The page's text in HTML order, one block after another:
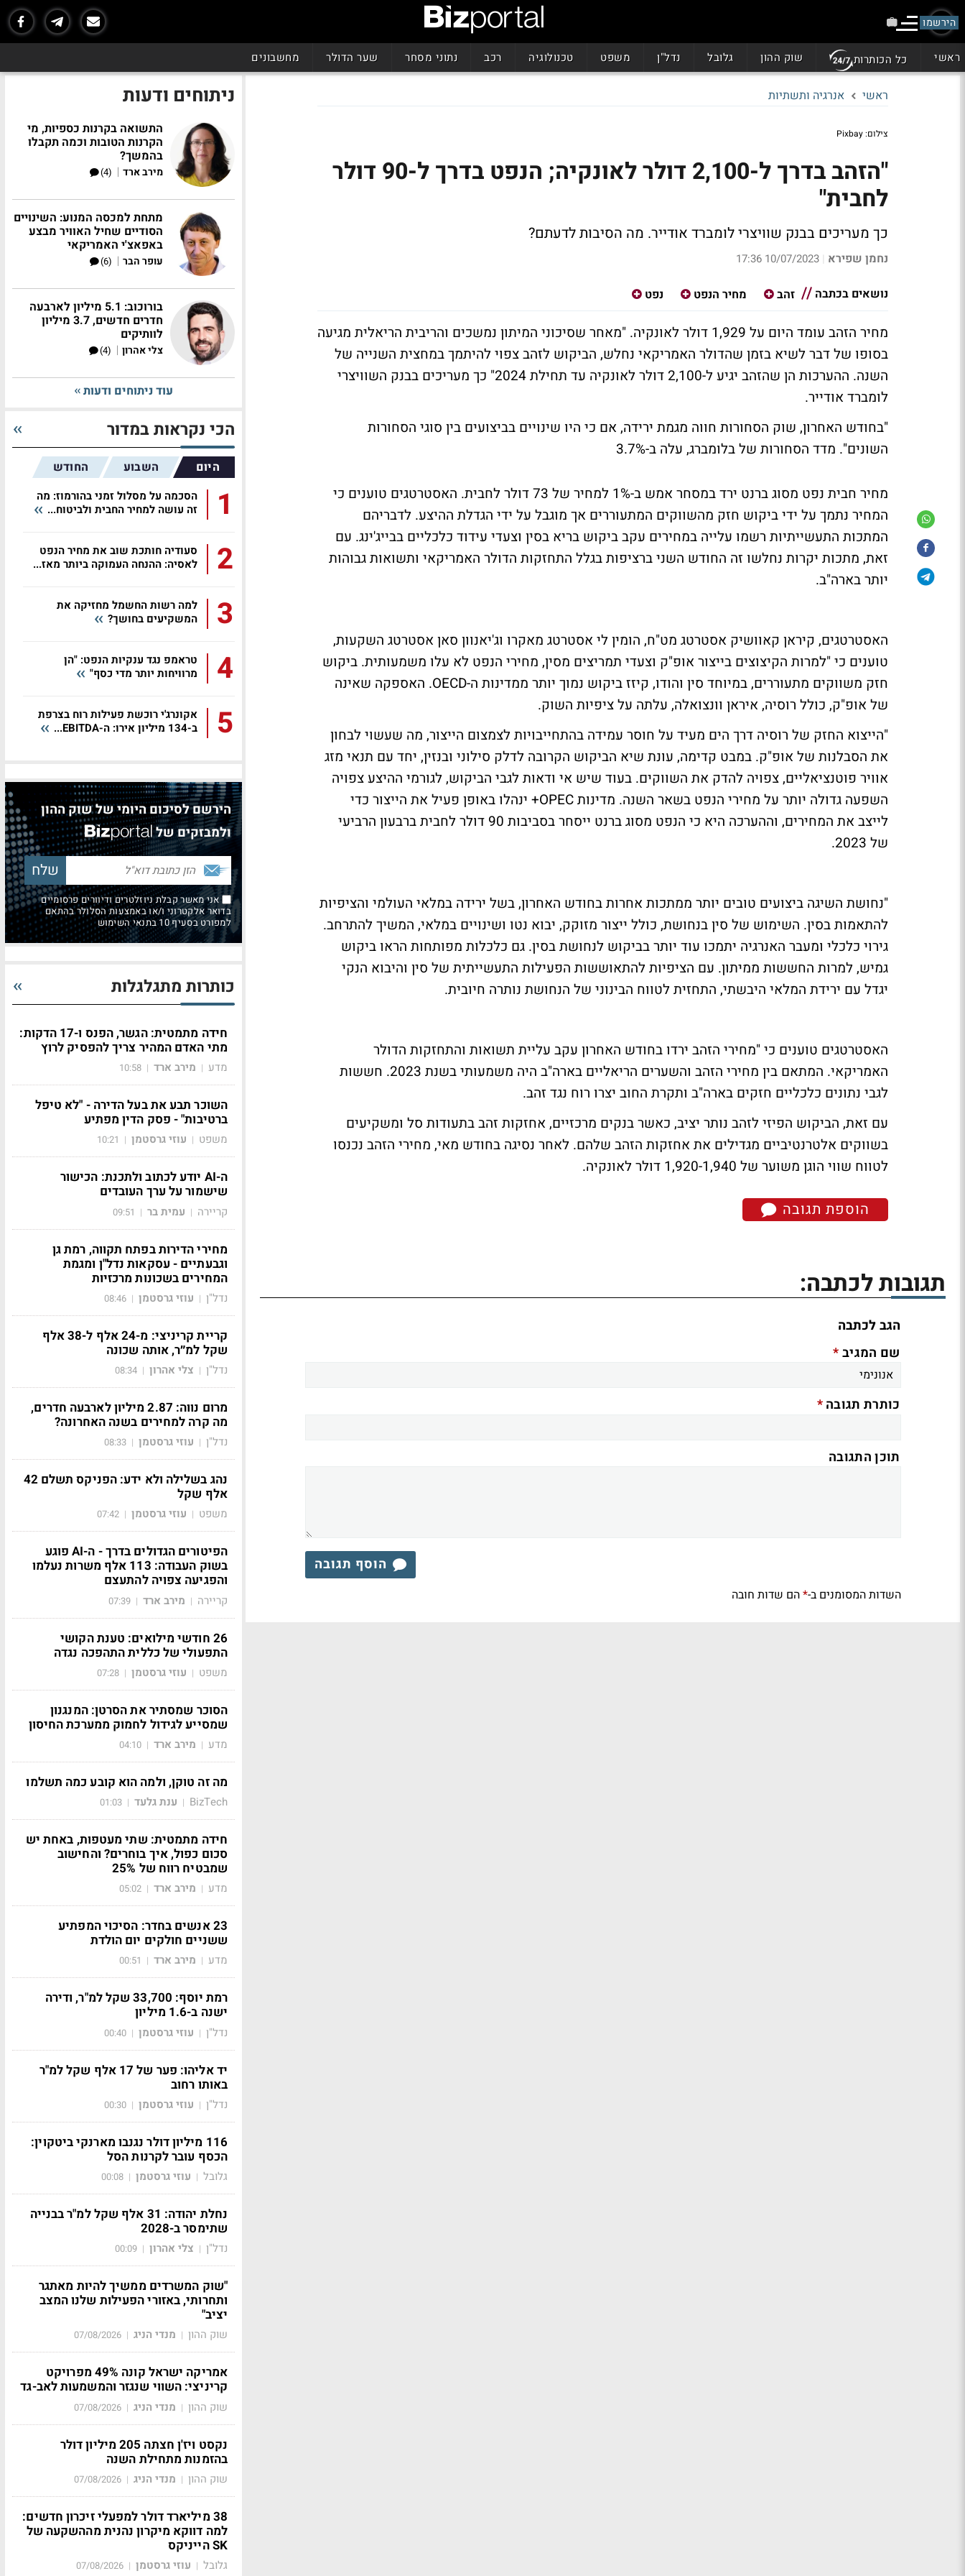
הירשמו
ראשי כל הכותרות שוק ההון גלובל נדל"ן משפט טכנולוגיה רכב נתוני מסחר שער הדולר מחשבונים
ראשי אנרגיה ותשתיות
צילום: Pixbay
"הזהב בדרך ל-2,100 דולר לאונקיה; הנפט בדרך ל-90 דולר
לחבית"
כך מעריכים בבנק שוויצרי לומברד אודייר. מה הסיבות לדעתם?
נחמן שפירא |
10/07/2023 17:36
נושאים בכתבה זהב מחיר הנפט נפט
מחיר הזהב עומד היום על 1,929 דולר לאונקיה. "מאחר שסיכוני המיתון נמשכים והריבית הריאלית מגיעה
בסופו של דבר לשיא בזמן שהדולר האמריקאי נחלש, הביקוש לזהב צפוי להיתמך במחצית השנייה של
השנה. ההערכות הן שהזהב יגיע ל-2,100 דולר לאונקיה עד תחילת 2024" כך מעריכים בבנק השוויצרי
לומברד אודייר.
"בחודש האחרון, שוק הסחורות חווה מגמת ירידה, אם כי היו שינויים בביצועים בין סוגי הסחורות
השונים". מדד הסחורות של בלומברג, עלה ב-3.7%
מחיר חבית נפט מסוג ברנט ירד במסחר אמש ב-1% למחיר של 73 דולר לחבית. האסטרטגים טוענים כי
המחיר נתמך על ידי ביקוש חזק מהשווקים המתעוררים אך מוגבל על ידי הגדלת ההיצע. לדבריהם
המתכות התעשייתיות רשמו עלייה במחירים עקב ביקוש בריא בסין וצעדי עידוד כלכליים בבייג'ינג. עם
זאת, מתכות יקרות נחלשו זה החודש השני ברציפות בגלל התחזקות הדולר האמריקאי ותשואות גבוהות
יותר בארה"ב.
האסטרטגים, קיראן קאוושיק אסטרטג מט"ח, הומין לי אסטרטג מאקרו וג'יאנוון סאן אסטרטג השקעות,
טוענים כי "למרות הקיצוצים בייצור אופ"ק וצעדי תמריצים מסין, מחירי הנפט לא עלו משמעותית. ביקוש
חזק משווקים מתעוררים, במיוחד סין והודו, קיזז ביקוש נמוך יותר ממדינות ה-OECD. האספקה שאינה
של אופ"ק, כולל רוסיה, איראן וונצואלה, עלתה על ציפיות השוק.
"הייצוא החזק של רוסיה דרך הים מעיד על חוסר עמידה בהתחייבויות לצמצום הייצור, מה שעשוי לבחון
את הסבלנות של אופ"ק. במבט קדימה, עונת שיא הביקוש הקרובה לדלק סילוני ובנזין, יחד עם תנאי מזג
אוויר פוטנציאליים, צפויה להדק את השווקים. בעוד שיש אי ודאות לגבי הביקוש, לגורמי ההיצע צפויה
השפעה גדולה יותר על מחירי הנפט בשאר השנה. מדינותOPEC+ ינהלו באופן פעיל את הייצור כדי
לייצב את המחירים, וההערכה היא כי הנפט מסוג ברנט ייסחר בסביבות 90 דולר לחבית ברבעון הרביעי
של 2023.
"נחושת השיגה ביצועים טובים יותר ממתכות אחרות בחודש האחרון, בשל ירידה במלאי העולמי והציפיות
להתאמות בסין. השימוש של סין בנחושת, כולל ייצור מזוקק, יבוא נטו ושינויים במלאי, המשיך להתרחב.
גירוי כלכלי ומעבר האנרגיה יתמכו עוד יותר בביקוש לנחושת בסין. גם כלכלות מפותחות הראו ביקוש
גמיש, למרות החששות ממיתון. עם הציפיות להתאוששות הפעילות התעשייתית של סין והיבוא הנקי
יגדל עם ירידת המלאי היבשתי, התחזית לטווח הבינוני של הנחושת נותרה חיובית.
האסטרטגים טוענים כי "מחירי הזהב ירדו בחודש האחרון עקב עליית תשואות והתחזקות הדולר
האמריקאי. המתאם בין מחירי הזהב והשערים הריאליים בארה"ב היה משמעותי בשנת 2023. חששות
לגבי נתונים כלכליים חזקים בארה"ב ותקרת החוב יצרו רוח נגד זהב.
עם זאת, הביקוש הפיזי לזהב נותר יציב, כאשר בנקים מרכזיים, אחזקות זהב בתעודות סל ומשקיעים
בשווקים אלטרנטיביים מגדילים את אחזקות הזהב שלהם. לאחר נסיגה בחודש מאי, מחירי הזהב נכנסו
לטווח שווי הוגן משוער של 1,920-1,940 דולר לאונקיה.
הוספת תגובה
תגובות לכתבה:
הגב לכתבה
שם המגיב*
כותרת תגובה*
תוכן התגובה
הוסף תגובה
השדות המסומנים ב-*הם שדות חובה
ניתוחים ודעות
התשואה בקרנות כספיות, מי
הקרנות הטובות וכמה תקבלו
בהמשך?
מירב ארד |
(4)
מתחת למכסה המנוע: השינויים
הסודיים שחיל האוויר מבצע
באפאצ'י האמריקאי
עופר הבר |
(6)
בורוכוב: 5.1 מיליון לארבעה
חדרים חדשים, 3.7 מיליון
לוותיקים
צלי אהרון |
(4)
עוד ניתוחים ודעות
הכי נקראות במדור
היום השבוע החודש
1
הסכמה על מסלול זמני בהורמוז: מה
זה עושה למחיר החבית ולביטוח...
2
סעודיה חותכת שוב את מחיר הנפט
לאסיה: ההנחה העמוקה ביותר מאז...
3
למה רשות החשמל מחזיקה את
המשקיעים בחושך?
4
טראמפ נגד ענקיות הנפט: "הן
מרוויחות יותר מדי כסף"
5
אקונרג'י רוכשת פעילות רוח בצרפת
ב-134 מיליון אירו: ה-EBITDA...
הירשם לסיכום היומי של שוק ההון
ולמבזקים של
אני מאשר קבלת ניוזלטרים ודיוורים פרסומיים
בדואר אלקטרוני ו/או באמצעות הסלולר בהתאם
למפורט בסעיף 10 בתנאי השימוש
כותרות מתגלגלות
חידה מתמטית: הגשר, הפנס ו-17 הדקות:
מתי האדם המהיר צריך להפסיק לרוץ
מדע | מירב ארד |
10:58
השוכר תבע את בעל הדירה - "לא טיפל
ברטיבות" - פסק הדין מפתיע
משפט | עוזי גרסטמן |
10:21
ה-AI יודע לכתוב ולתכנת: הכישור
שישמור על ערך העובדים
קריירה | עמית בר |
09:51
מחירי הדירות בפתח תקווה, רמת גן
וגבעתיים - עסקאות נדל"ן ומגמת
המחירים בשכונות מרכזיות
נדל"ן | עוזי גרסטמן |
08:46
קריית קריניצי: מ-24 אלף ל-38 אלף
שקל למ״ר, אותה שכונה
נדל"ן | צלי אהרון |
08:34
מרום נווה: 2.87 מיליון לארבעה חדרים,
מה קרה למחירים בשנה האחרונה?
נדל"ן | עוזי גרסטמן |
08:33
נהג בשלילה ולא ידע: הפניקס תשלם 42
אלף שקל
משפט | עוזי גרסטמן |
07:42
הפיטורים הגדולים בדרך - ה-AI פוגע
בשוק העבודה: 113 אלף משרות נעלמו
והפגיעה צפויה להתעצם
קריירה | מירב ארד |
07:39
26 חודשי מילואים: טענת הקושי
התפעולי של כללית התהפכה נגדה
משפט | עוזי גרסטמן |
07:28
הסוכר שמסתיר את הסרטן: המנגנון
שמסייע לגידול לחמוק ממערכת החיסון
מדע | מירב ארד |
04:10
מה זה טוקן, ולמה הוא קובע כמה תשלמו
BizTech
| ענת גלעד |
01:03
חידה מתמטית: שתי מעטפות, באחת יש
סכום כפול, איך בוחרים? והחישוב
שמבטיח רווח של 25%
מדע | מירב ארד |
05:02
23 אנשים בחדר: הסיכוי המפתיע
ששניים חולקים יום הולדת
מדע | מירב ארד |
00:51
רמת יוסף: 33,700 שקל למ"ר, ודירה
ישנה ב-1.6 מיליון
נדל"ן | עוזי גרסטמן |
00:40
יד אליהו: פער של 17 אלף שקל למ"ר
באותו רחוב
נדל"ן | עוזי גרסטמן |
00:30
116 מיליון דולר נגנבו מארנקי ביטקוין:
הכסף עובר לקרנות הסל
גלובל | עוזי גרסטמן |
00:08
נחלת יהודה: 31 אלף שקל למ"ר בבנייה
שתימסר ב-2028
נדל"ן | צלי אהרון |
00:09
"שוק המשרדים ממשיך להיות מאתגר
ותחרותי, באזורי הפעילות שלנו המצב
יציב"
שוק ההון | מנדי הניג |
07/08/2026
אמריקה ישראל קונה 49% מפרויקט
קריניצי: השווי שנגזר והמשמעות לאב-גד
שוק ההון | מנדי הניג |
07/08/2026
נקסט ויז'ן חצתה 205 מיליון דולר
בהזמנות מתחילת השנה
שוק ההון | מנדי הניג |
07/08/2026
38 מיליארד דולר למפעלי זיכרון חדשים:
למה דווקא מיקרון נהנית מההשקעה של
SK הייניקס
גלובל | עוזי גרסטמן |
07/08/2026